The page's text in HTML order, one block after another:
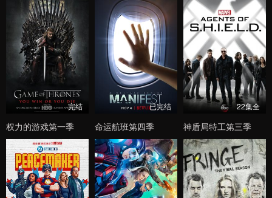
完结
权力的游戏第一季
已完结
命运航班第四季
22集全
神盾局特工第三季